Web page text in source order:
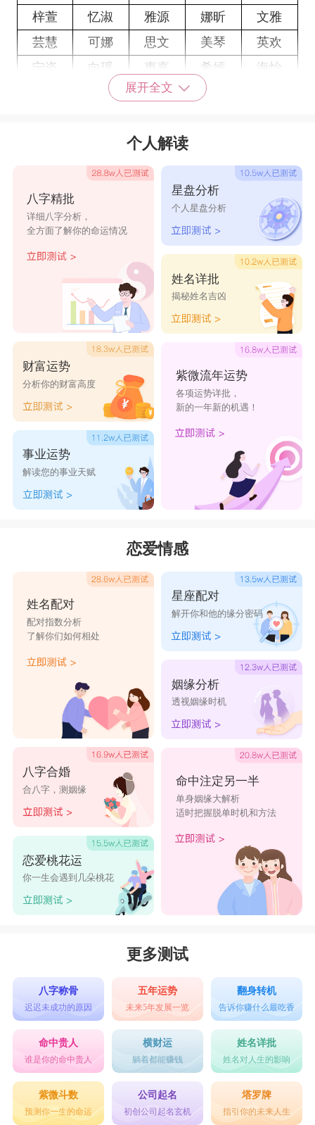
梓萱
忆淑 雅源 娜昕
文雅
芸慧
可娜 思文 美琴
英欢
宁姿
向瑶 惠嘉 希嫣
海怡
晗涵 艺倩 婉雅
玥娣
妍欣 初嫣 欣姝
馨澜
亦瑶
梵璐 俪恩
展开全文
个人解读
八字精批
详细八字分析，
全方面了解你的命运情况
财富运势
分析你的财富高度
事业运势
解读您的事业天赋
星盘分析
个人星盘分析
姓名详批
揭秘姓名吉凶
紫微流年运势
各项运势详批，
新的一年新的机遇！
恋爱情感
姓名配对
配对指数分析
了解你们如何相处
八字合婚
合八字，测姻缘
恋爱桃花运
你一生会遇到几朵桃花
星座配对
解开你和他的缘分密码
姻缘分析
透视姻缘时机
命中注定另一半
单身姻缘大解析
适时把握脱单时机和方法
更多测试
八字称骨
迟迟未成功的原因
五年运势
未来5年发展一览
翻身转机
告诉你赚什么最吃香
命中贵人
谁是你的命中贵人
横财运
躺着都能赚钱
姓名详批
姓名对人生的影响
紫微斗数
预测你一生的命运
公司起名
初创公司起名玄机
塔罗牌
指引你的未来人生